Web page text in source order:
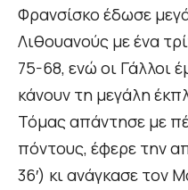
Φρανσίσκο έδωσε
Λιθουανούς με ένα
75-68, ενώ οι Γάλλοι
κάνουν τη μεγάλη
Τόμας απάντησε με
πόντους, έφερε την
36′) κι ανάγκασε τον